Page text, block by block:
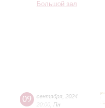
Большой зал
09 сентября 2024
20:00 Пн